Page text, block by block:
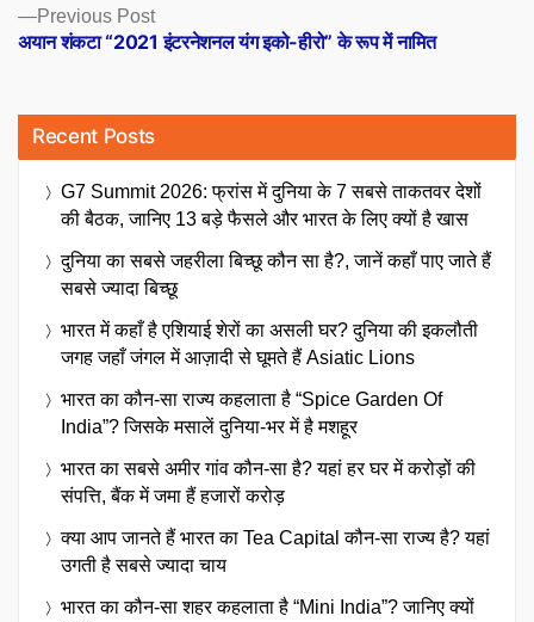
Previous PostPrevious
post:
अयान शंकटा “2021 इंटरनेशनल यंग इको-हीरो” के रूप में नामित
Recent Posts
G7 Summit 2026: फ्रांस में दुनिया के 7 सबसे ताकतवर देशों
की बैठक, जानिए 13 बड़े फैसले और भारत के लिए क्यों है खास
दुनिया का सबसे जहरीला बिच्छू कौन सा है?, जानें कहाँ पाए जाते हैं
सबसे ज्यादा बिच्छू
भारत में कहाँ है एशियाई शेरों का असली घर? दुनिया की इकलौती
जगह जहाँ जंगल में आज़ादी से घूमते हैं Asiatic Lions
भारत का कौन-सा राज्य कहलाता है “Spice Garden Of
India”? जिसके मसालें दुनिया-भर में है मशहूर
भारत का सबसे अमीर गांव कौन-सा है? यहां हर घर में करोड़ों की
संपत्ति, बैंक में जमा हैं हजारों करोड़
क्या आप जानते हैं भारत का Tea Capital कौन-सा राज्य है? यहां
उगती है सबसे ज्यादा चाय
भारत का कौन-सा शहर कहलाता है “Mini India”? जानिए क्यों